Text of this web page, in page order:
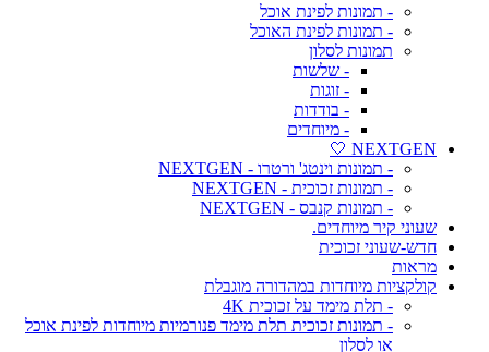
- תמונות לפינת אוכל
- תמונות לפינת האוכל
תמונות לסלון
- שלשות
- זוגות
- בודדות
- מיוחדים
NEXTGEN 🤍
- תמונות וינטג' ורטרו - NEXTGEN
- תמונות זכוכית - NEXTGEN
- תמונות קנבס - NEXTGEN
שעוני קיר מיוחדים.
חדש-שעוני זכוכית
מראות
קולקציות מיוחדות במהדורה מוגבלת
- תלת מימד על זכוכית 4K
- תמונות זכוכית תלת מימד פנורמיות מיוחדות לפינת אוכל
או לסלון